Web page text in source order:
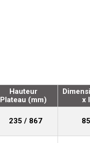
Hauteur
Plateau (mm)
x
235 / 867